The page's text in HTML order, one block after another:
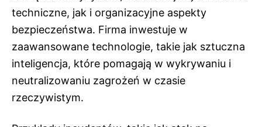
techniczne, jak i organizacyjne aspekty
bezpieczeństwa. Firma inwestuje w
zaawansowane technologie, takie jak sztuczna
inteligencja, które pomagają w wykrywaniu i
neutralizowaniu zagrożeń w czasie
rzeczywistym.